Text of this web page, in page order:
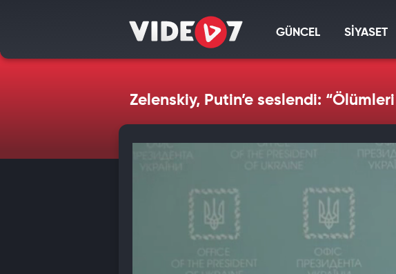
GÜNCEL SİYASET
Zelenskiy, Putin’e seslendi: